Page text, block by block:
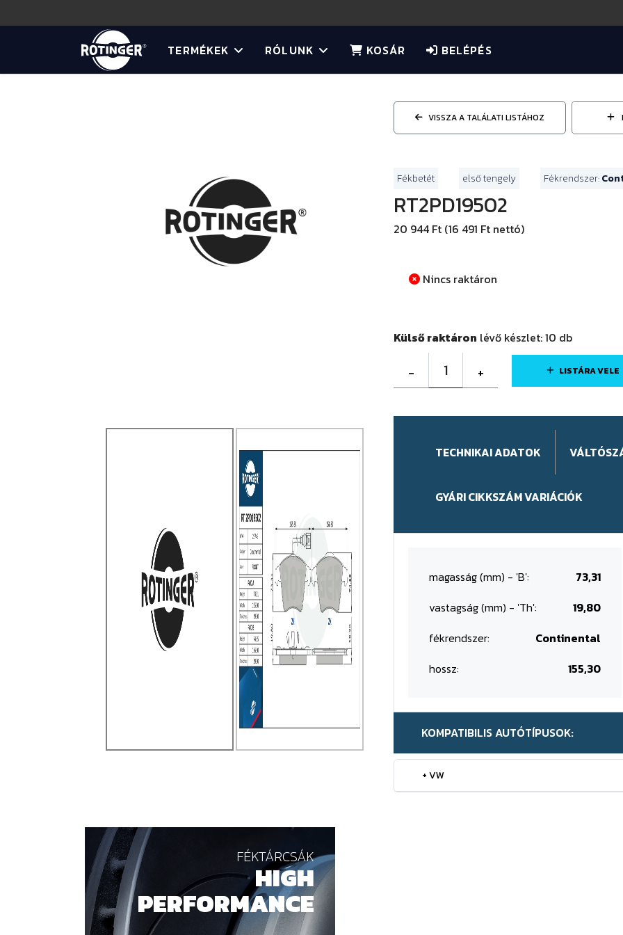
TERMÉKEK RÓLUNK KOSÁR BELÉPÉS
VISSZA A TALÁLATI LISTÁHOZ
Fékbetét első tengely Fékrendszer:
RT2PD19502
20 944 Ft (16 491 Ft nettó)
Nincs raktáron
Külső raktáron lévő készlet:10 db
- 1 + LISTÁRA VELE
TECHNIKAI ADATOK
GYÁRI CIKKSZÁM VARIÁCIÓK
magasság (mm) - 'B':
73,31
vastagság (mm) - 'Th':
19,80
fékrendszer:
Continental
hossz:
155,30
KOMPATIBILIS AUTÓTÍPUSOK:
+ VW
FÉKTÁRCSÁK
HIGH
PERFORMANCE